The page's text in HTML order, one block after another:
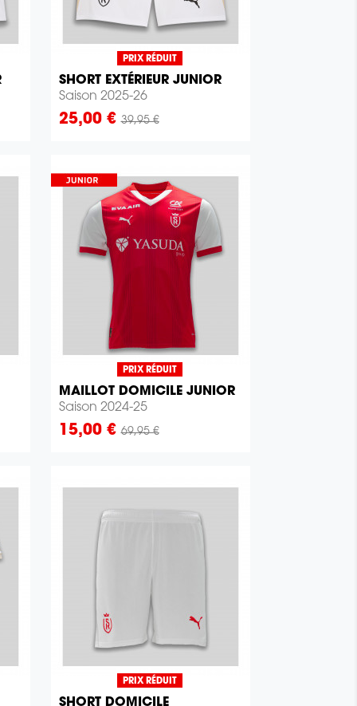
PRIX RÉDUIT
SHORT EXTÉRIEUR JUNIOR
Saison 2025-26
Prix
25,00 € 39,95 €
Aperçu rapide
PRIX RÉDUIT
MAILLOT DOMICILE JUNIOR
Saison 2024-25
Prix
15,00 € 69,95 €
 Aperçu rapide
PRIX RÉDUIT
SHORT DOMICILE